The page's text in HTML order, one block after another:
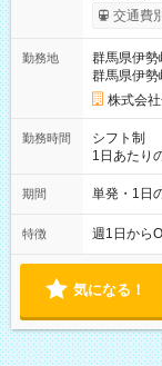
※勤務回
り！】 希
例】 ・河
×8時間＝
円の場合
円（役割手
間】試用期
交通費
勤務地
群馬県伊勢
群馬県伊勢
株式会
勤務時間
シフト制
1日あたり
間は 試験
期間 単発・1日
特徴 週1日から
気になる！